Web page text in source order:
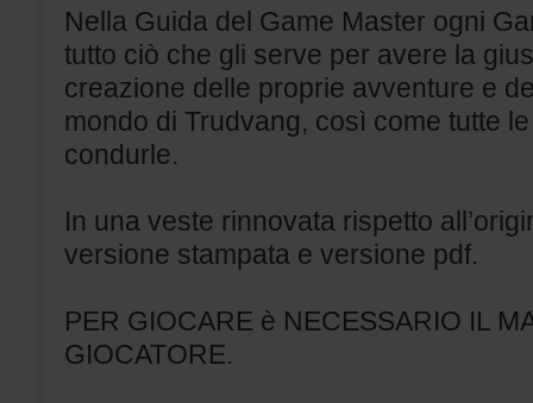
Nella Guida del Game Master ogni
tutto ciò che gli serve per avere la
creazione delle proprie avventure e
mondo di Trudvang, così come tutte
condurle.
In una veste rinnovata rispetto
versione stampata e versione pdf.
PER GIOCARE è NECESSARIO IL
GIOCATORE.